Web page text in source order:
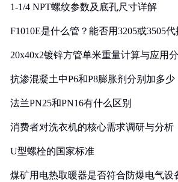
1-1/4 NPT螺纹参数及底孔尺寸详解
F1010E是什么管？能否用3205或3505代
20x40x2镀锌方管单米重量计算与应用
抗渗混凝土中P6和P8膨胀剂分别加多少
法兰PN25和PN16有什么区别
消费者对洗衣机的核心需求调研与分析
U型螺栓的国家标准
煤矿用电热取暖器是否符合防爆电气设